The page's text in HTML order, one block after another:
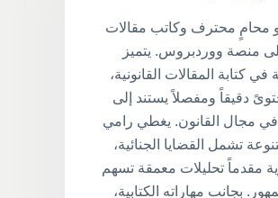
محامٍ محترف وكاتب مقالات
منصة ووردبروس. يتميز
في كتابة المقالات القانونية،
دقيقاً ومفصلاً يستند إلى
في مجال القانون. يغطي رامي
تشمل القضايا الجنائية،
مقدماً تحليلات معمقة تسهم
بجانب مهاراته الكتابية،